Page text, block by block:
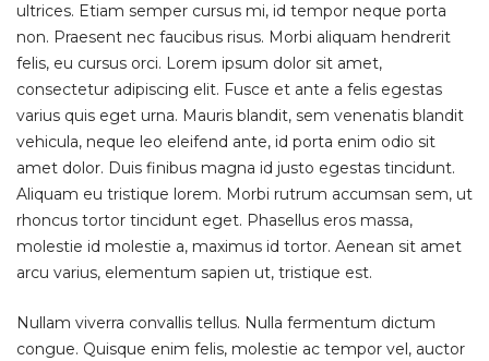
ultrices. Etiam semper cursus mi, id tempor neque porta
non. Praesent nec faucibus risus. Morbi aliquam hendrerit
felis, eu cursus orci. Lorem ipsum dolor sit amet,
consectetur adipiscing elit. Fusce et ante a felis egestas
varius quis eget urna. Mauris blandit, sem venenatis blandit
vehicula, neque leo eleifend ante, id porta enim odio sit
amet dolor. Duis finibus magna id justo egestas tincidunt.
Aliquam eu tristique lorem. Morbi rutrum accumsan sem, ut
rhoncus tortor tincidunt eget. Phasellus eros massa,
molestie id molestie a, maximus id tortor. Aenean sit amet
arcu varius, elementum sapien ut, tristique est.
Nullam viverra convallis tellus. Nulla fermentum dictum
congue. Quisque enim felis, molestie ac tempor vel, auctor